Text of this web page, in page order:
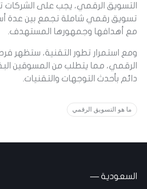
التسويق الرقمي، يجب على الشركات
تسويق رقمي شاملة تجمع بين عدة
مع أهدافها وجمهورها المستهدف.
ومع استمرار تطور التقنية، ستظهر
الرقمي، مما يتطلب من المسوقين
دائم بأحدث التوجهات والتقنيات.
ما هو التسويق الرقمي
السعودية —